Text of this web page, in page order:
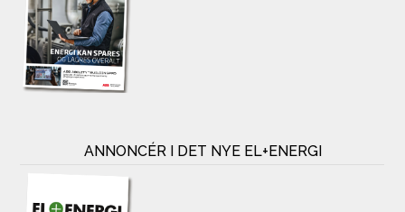
ANNONCÉR I DET NYE EL+ENERGI